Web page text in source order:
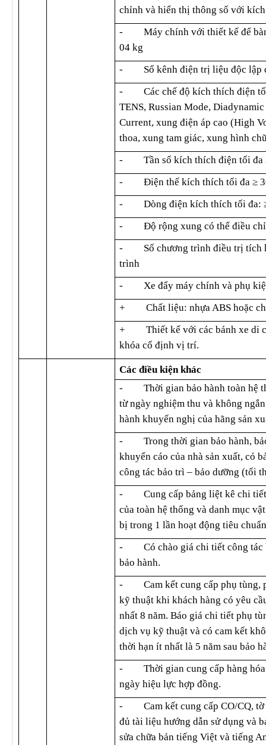
chỉnh và hiển thị thông số với
-
Máy chính với thiết kế để
04 kg
-
Số kênh điện trị liệu độc lập
-
Các chế độ kích thích điện
TENS, Russian Mode,
Current, xung điện áp cao (High
thoa, xung tam giác, xung hình
-
Tần số kích thích điện tối đa
-
Điện thế kích thích tối đa ≥
-
Dòng điện kích thích tối đa:
-
Độ rộng xung có thể điều
-
Số chương trình điều trị tích
trình
-
Xe đẩy máy chính và phụ
+
Chất liệu: nhựa ABS hoặc
+
Thiết kế với các bánh xe di
khóa cố định vị trí.
Các điều kiện khác
-
Thời gian bảo hành toàn hệ
từ ngày nghiệm thu và không
hành khuyến nghị của hãng sản
-
Trong thời gian bảo hành,
khuyến cáo của nhà sản xuất, có
công tác bảo trì – bảo dưỡng (tối
-
Cung cấp bảng liệt kê chi
của toàn hệ thống và danh mục
bị trong 1 lần hoạt động tiêu
-
Có chào giá chi tiết công
bảo hành.
-
Cam kết cung cấp phụ tùng,
kỹ thuật khi khách hàng có yêu
nhất 8 năm. Báo giá chi tiết phụ
dịch vụ kỹ thuật và có cam kết
thời hạn ít nhất là 5 năm sau bảo
-
Thời gian cung cấp hàng
ngày hiệu lực hợp đồng.
-
Cam kết cung cấp CO/CQ,
đủ tài liệu hướng dẫn sử dụng và
sửa chữa bản tiếng Việt và tiếng